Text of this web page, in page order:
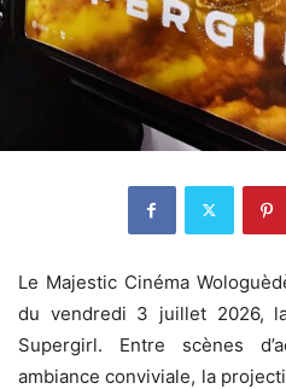
‎Le Majestic Cinéma
du vendredi 3 juillet 2026,
Supergirl. Entre scènes
ambiance conviviale, la